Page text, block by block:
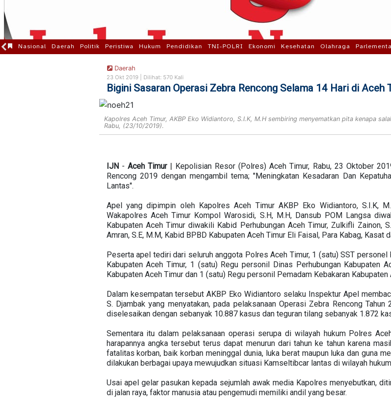
Nasional Daerah Politik Peristiwa Hukum Pendidikan TNI-POLRI Ekonomi Kesehatan Olahraga
Daerah
23 Okt 2019 | Dilihat: 570 Kali
Bigini Sasaran Operasi Zebra Rencong Selama 14 Hari di Aceh
Kapolres Aceh Timur, AKBP Eko Widiantoro, S.I.K, M.H sembiring menyematkan pita kenapa
Rabu, (23/10/2019).
IJN- Aceh Timur| Kepolisian Resor (Polres) Aceh Timur, Rabu, 23 Oktober
Rencong 2019 dengan mengambil tema; "Meningkatan Kesadaran Dan
Lantas".
Apel yang dipimpin oleh Kapolres Aceh Timur AKBP Eko Widiantoro, S.I.K,
Wakapolres Aceh Timur Kompol Warosidi, S.H, M.H, Dansub POM Langsa
Kabupaten Aceh Timur diwakili Kabid Perhubungan Aceh Timur, Zulkifli Zainon,
Amran, S.E, M.M, Kabid BPBD Kabupaten Aceh Timur Eli Faisal, Para Kabag, Kasat
Peserta apel tediri dari seluruh anggota Polres Aceh Timur, 1 (satu) SST
Kabupaten Aceh Timur, 1 (satu) Regu personil Dinas Perhubungan Kabupaten
Kabupaten Aceh Timur dan 1 (satu) Regu personil Pemadam Kebakaran Kabupaten
Dalam kesempatan tersebut AKBP Eko Widiantoro selaku Inspektur Apel
S. Djambak yang menyatakan, pada pelaksanaan Operasi Zebra Rencong
diselesaikan dengan sebanyak 10.887 kasus dan teguran tilang sebanyak 1.872
Sementara itu dalam pelaksanaan operasi serupa di wilayah hukum Polres
harapannya angka tersebut terus dapat menurun dari tahun ke tahun karena
fatalitas korban, baik korban meninggal dunia, luka berat maupun luka dan guna
dilakukan berbagai upaya mewujudkan situasi Kamseltibcar lantas di wilayah
Usai apel gelar pasukan kepada sejumlah awak media Kapolres menyebutkan,
di jalan raya, faktor manusia atau pengemudi memiliki andil yang besar.